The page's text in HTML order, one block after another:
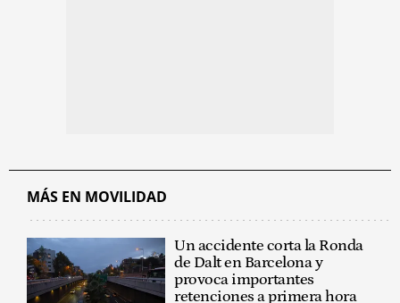
MÁS EN MOVILIDAD
Un accidente corta la Ronda
de Dalt en Barcelona y
provoca importantes
retenciones a primera hora